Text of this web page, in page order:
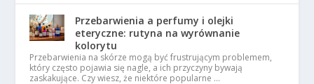
Przebarwienia a perfumy i olejki
eteryczne: rutyna na wyrównanie
kolorytu
Przebarwienia na skórze mogą być frustrującym problemem,
który często pojawia się nagle, a ich przyczyny bywają
zaskakujące. Czy wiesz, że niektóre popularne …